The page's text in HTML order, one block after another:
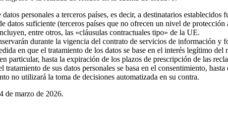
personales a terceros países, es decir, a destinatarios
datos suficiente (terceros países que no ofrecen un nivel de
entre otros, las «cláusulas contractuales tipo» de la UE.
durante la vigencia del contrato de servicios de información
en que el tratamiento de los datos se base en el interés legítimo
particular, hasta la expiración de los plazos de prescripción de las
tratamiento de sus datos personales se basa en el consentimiento,
no utilizará la toma de decisiones automatizada en su contra.
de marzo de 2026.